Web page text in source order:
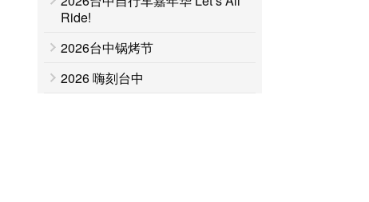
Ride!
2026台中锅烤节
2026 嗨刻台中